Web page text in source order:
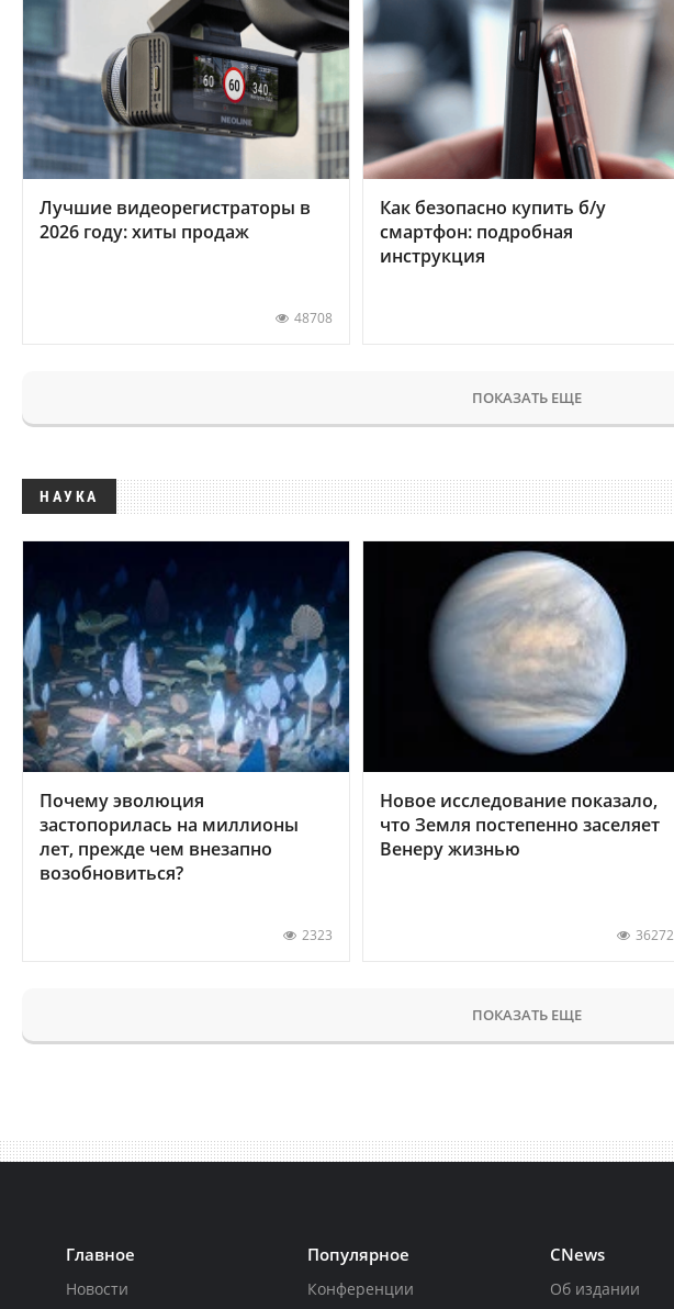
Лучшие видеорегистраторы в
2026 году: хиты продаж
48708
Как безопасно купить б/у
смартфон: подробная
инструкция
ПОКАЗАТЬ ЕЩЕ
НАУКА
Почему эволюция
застопорилась на миллионы
лет, прежде чем внезапно
возобновиться?
2323
Новое исследование показало,
что Земля постепенно заселяет
Венеру жизнью
36272
ПОКАЗАТЬ ЕЩЕ
Главное
Новости
Популярное
Конференции
CNews
Об издании